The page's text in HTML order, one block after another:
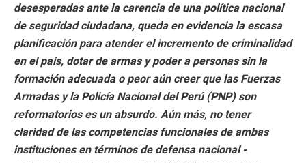
desesperadas ante la carencia de una política nacional
de seguridad ciudadana, queda en evidencia la escasa
planificación para atender el incremento de criminalidad
en el país, dotar de armas y poder a personas sin la
formación adecuada o peor aún creer que las Fuerzas
Armadas y la Policía Nacional del Perú (PNP) son
reformatorios es un absurdo. Aún más, no tener
claridad de las competencias funcionales de ambas
instituciones en términos de defensa nacional -